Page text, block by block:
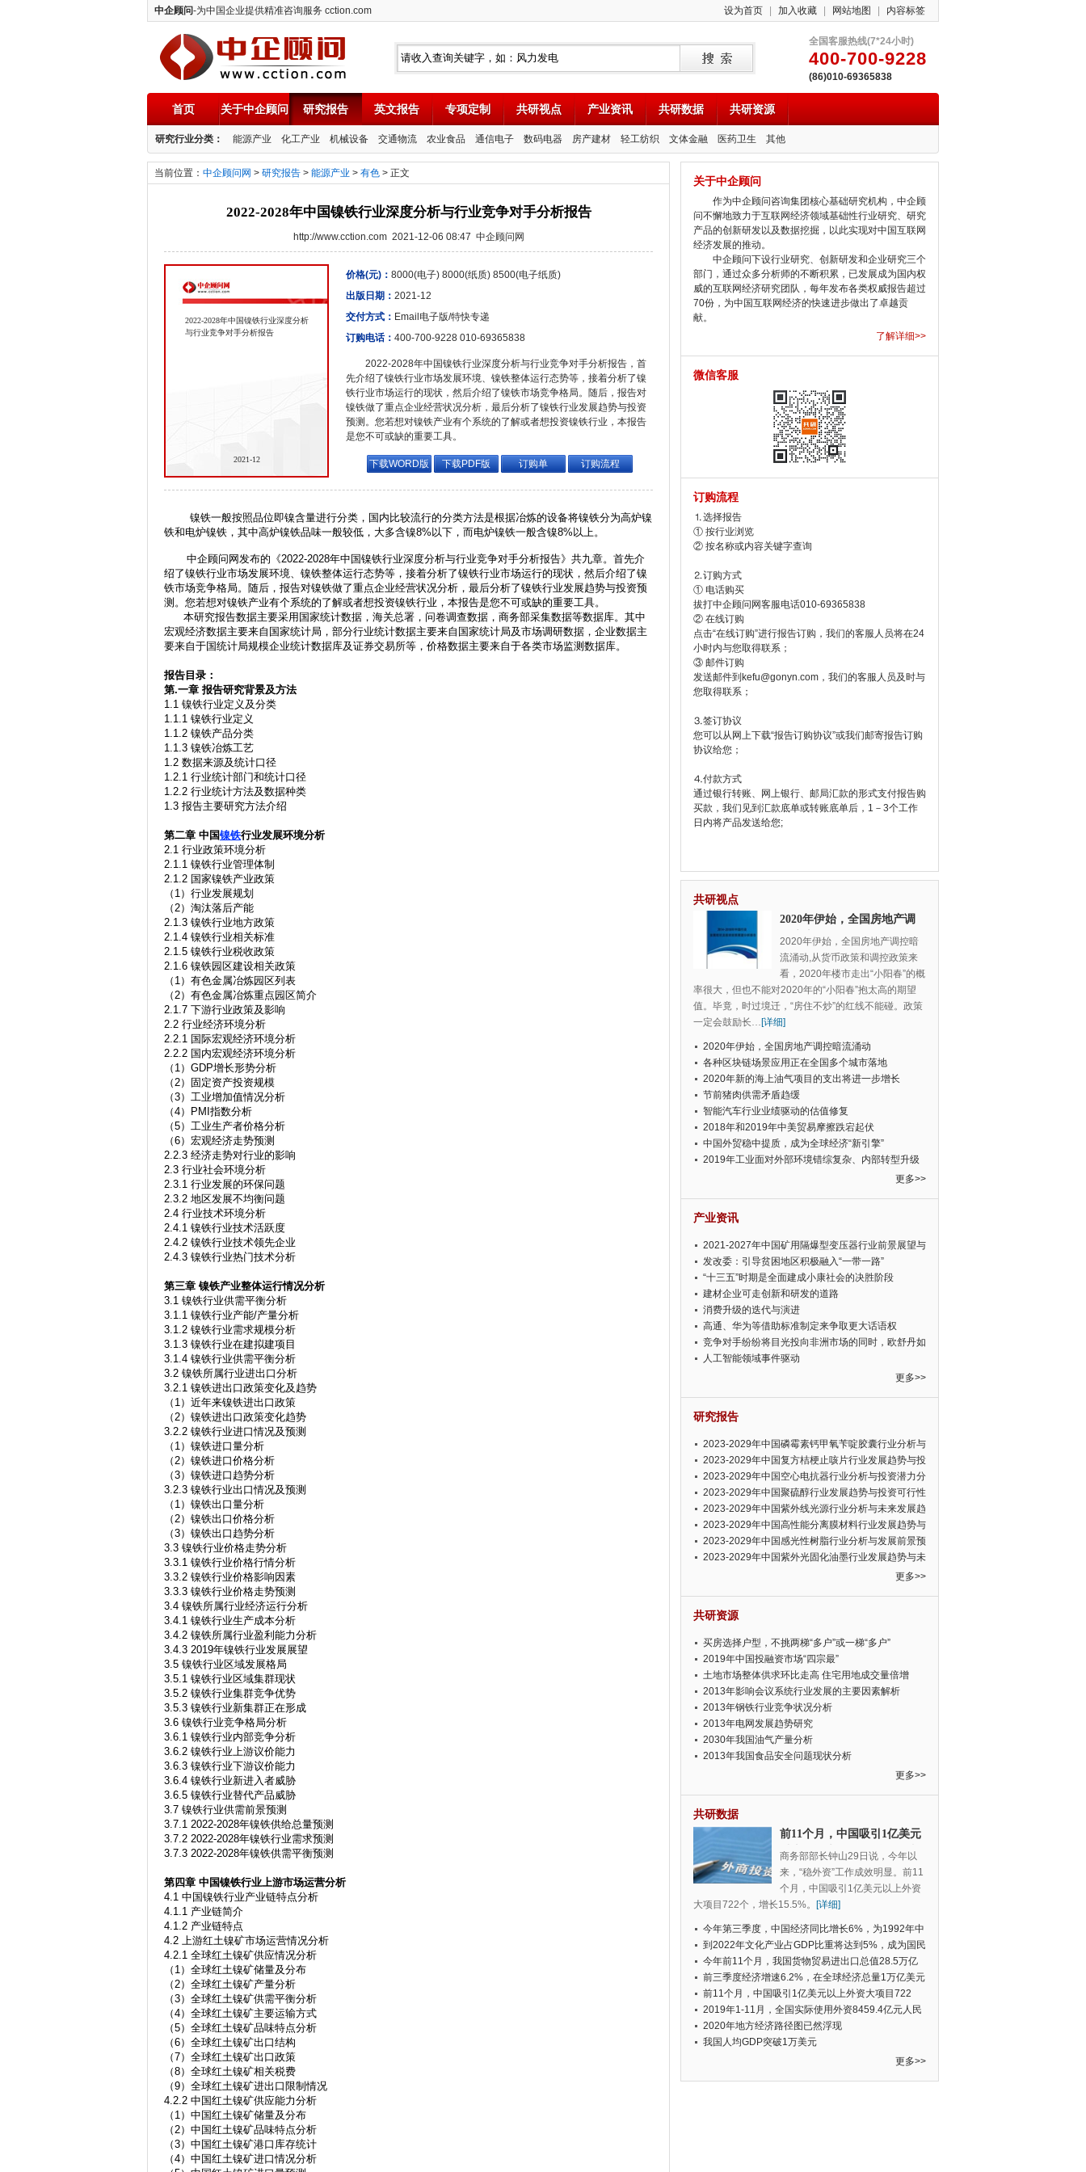
中企顾问-为中国企业提供精准咨询服务 cction.com 设为首页 加入收藏 网站地图 内容标签
中企顾问
全国客服热线(7*24小时)
400-700-9228
(86)010-69365838
首页 关于中企顾问 研究报告 英文报告 专项定制 共研视点 产业资讯 共研数据 共研资源
研究行业分类： 能源产业 化工产业 机械设备 交通物流 农业食品 通信电子 数码电器 房产建材 轻工纺织 文体金融 医药卫生 其他
当前位置： 中企顾问网 > 研究报告 > 能源产业 > 有色 > 正文
2022-2028年中国镍铁行业深度分析与行业竞争对手分析报告
http://www.cction.com 2021-12-06 08:47 中企顾问网
2022-2028年中国镍铁行业深度分析
与行业竞争对手分析报告
2021-12
价格(元)： 8000(电子) 8000(纸质) 8500(电子纸质)
出版日期： 2021-12
交付方式： Email电子版/特快专递
订购电话： 400-700-9228 010-69365838
2022-2028年中国镍铁行业深度分析与行业竞争对手分析报告，首
先介绍了镍铁行业市场发展环境、镍铁整体运行态势等，接着分析了镍
铁行业市场运行的现状，然后介绍了镍铁市场竞争格局。随后，报告对
镍铁做了重点企业经营状况分析，最后分析了镍铁行业发展趋势与投资
预测。您若想对镍铁产业有个系统的了解或者想投资镍铁行业，本报告
是您不可或缺的重要工具。
下载WORD版 下载PDF版 订购单 订购流程
镍铁一般按照品位即镍含量进行分类，国内比较流行的分类方法是根据冶炼的设备将镍铁分为高炉镍
铁和电炉镍铁，其中高炉镍铁品味一般较低，大多含镍8%以下，而电炉镍铁一般含镍8%以上。
中企顾问网发布的《2022-2028年中国镍铁行业深度分析与行业竞争对手分析报告》共九章。首先介
绍了镍铁行业市场发展环境、镍铁整体运行态势等，接着分析了镍铁行业市场运行的现状，然后介绍了镍
铁市场竞争格局。随后，报告对镍铁做了重点企业经营状况分析，最后分析了镍铁行业发展趋势与投资预
测。您若想对镍铁产业有个系统的了解或者想投资镍铁行业，本报告是您不可或缺的重要工具。
本研究报告数据主要采用国家统计数据，海关总署，问卷调查数据，商务部采集数据等数据库。其中
宏观经济数据主要来自国家统计局，部分行业统计数据主要来自国家统计局及市场调研数据，企业数据主
要来自于国统计局规模企业统计数据库及证券交易所等，价格数据主要来自于各类市场监测数据库。
报告目录：
第.一章 报告研究背景及方法
1.1 镍铁行业定义及分类
1.1.1 镍铁行业定义
1.1.2 镍铁产品分类
1.1.3 镍铁冶炼工艺
1.2 数据来源及统计口径
1.2.1 行业统计部门和统计口径
1.2.2 行业统计方法及数据种类
1.3 报告主要研究方法介绍
第二章 中国镍铁行业发展环境分析
2.1 行业政策环境分析
2.1.1 镍铁行业管理体制
2.1.2 国家镍铁产业政策
（1）行业发展规划
（2）淘汰落后产能
2.1.3 镍铁行业地方政策
2.1.4 镍铁行业相关标准
2.1.5 镍铁行业税收政策
2.1.6 镍铁园区建设相关政策
（1）有色金属冶炼园区列表
（2）有色金属冶炼重点园区简介
2.1.7 下游行业政策及影响
2.2 行业经济环境分析
2.2.1 国际宏观经济环境分析
2.2.2 国内宏观经济环境分析
（1）GDP增长形势分析
（2）固定资产投资规模
（3）工业增加值情况分析
（4）PMI指数分析
（5）工业生产者价格分析
（6）宏观经济走势预测
2.2.3 经济走势对行业的影响
2.3 行业社会环境分析
2.3.1 行业发展的环保问题
2.3.2 地区发展不均衡问题
2.4 行业技术环境分析
2.4.1 镍铁行业技术活跃度
2.4.2 镍铁行业技术领先企业
2.4.3 镍铁行业热门技术分析
第三章 镍铁产业整体运行情况分析
3.1 镍铁行业供需平衡分析
3.1.1 镍铁行业产能/产量分析
3.1.2 镍铁行业需求规模分析
3.1.3 镍铁行业在建拟建项目
3.1.4 镍铁行业供需平衡分析
3.2 镍铁所属行业进出口分析
3.2.1 镍铁进出口政策变化及趋势
（1）近年来镍铁进出口政策
（2）镍铁进出口政策变化趋势
3.2.2 镍铁行业进口情况及预测
（1）镍铁进口量分析
（2）镍铁进口价格分析
（3）镍铁进口趋势分析
3.2.3 镍铁行业出口情况及预测
（1）镍铁出口量分析
（2）镍铁出口价格分析
（3）镍铁出口趋势分析
3.3 镍铁行业价格走势分析
3.3.1 镍铁行业价格行情分析
3.3.2 镍铁行业价格影响因素
3.3.3 镍铁行业价格走势预测
3.4 镍铁所属行业经济运行分析
3.4.1 镍铁行业生产成本分析
3.4.2 镍铁所属行业盈利能力分析
3.4.3 2019年镍铁行业发展展望
3.5 镍铁行业区域发展格局
3.5.1 镍铁行业区域集群现状
3.5.2 镍铁行业集群竞争优势
3.5.3 镍铁行业新集群正在形成
3.6 镍铁行业竞争格局分析
3.6.1 镍铁行业内部竞争分析
3.6.2 镍铁行业上游议价能力
3.6.3 镍铁行业下游议价能力
3.6.4 镍铁行业新进入者威胁
3.6.5 镍铁行业替代产品威胁
3.7 镍铁行业供需前景预测
3.7.1 2022-2028年镍铁供给总量预测
3.7.2 2022-2028年镍铁行业需求预测
3.7.3 2022-2028年镍铁供需平衡预测
第四章 中国镍铁行业上游市场运营分析
4.1 中国镍铁行业产业链特点分析
4.1.1 产业链简介
4.1.2 产业链特点
4.2 上游红土镍矿市场运营情况分析
4.2.1 全球红土镍矿供应情况分析
（1）全球红土镍矿储量及分布
（2）全球红土镍矿产量分析
（3）全球红土镍矿供需平衡分析
（4）全球红土镍矿主要运输方式
（5）全球红土镍矿品味特点分析
（6）全球红土镍矿出口结构
（7）全球红土镍矿出口政策
（8）全球红土镍矿相关税费
（9）全球红土镍矿进出口限制情况
4.2.2 中国红土镍矿供应能力分析
（1）中国红土镍矿储量及分布
（2）中国红土镍矿品味特点分析
（3）中国红土镍矿港口库存统计
（4）中国红土镍矿进口情况分析
关于中企顾问
作为中企顾问咨询集团核心基础研究机构，中企顾
问不懈地致力于互联网经济领域基础性行业研究、研究
产品的创新研发以及数据挖掘，以此实现对中国互联网
经济发展的推动。
中企顾问下设行业研究、创新研发和企业研究三个
部门，通过众多分析师的不断积累，已发展成为国内权
威的互联网经济研究团队，每年发布各类权威报告超过
70份，为中国互联网经济的快速进步做出了卓越贡
献。
了解详细>>
微信客服
订购流程
⒈选择报告
① 按行业浏览
② 按名称或内容关键字查询
⒉订购方式
① 电话购买
拔打中企顾问网客服电话010-69365838
② 在线订购
点击“在线订购”进行报告订购，我们的客服人员将在24
小时内与您取得联系；
③ 邮件订购
发送邮件到kefu@gonyn.com，我们的客服人员及时与
您取得联系；
⒊签订协议
您可以从网上下载“报告订购协议”或我们邮寄报告订购
协议给您；
⒋付款方式
通过银行转账、网上银行、邮局汇款的形式支付报告购
买款，我们见到汇款底单或转账底单后，1－3个工作
日内将产品发送给您;
共研视点
2020年伊始，全国房地产调
控暗流涌动
2020年伊始，全国房地产调控暗
流涌动,从货币政策和调控政策来
看，2020年楼市走出“小阳春”的概
率很大，但也不能对2020年的“小阳春”抱太高的期望
值。毕竟，时过境迁，“房住不炒”的红线不能碰。政策
一定会鼓励长…[详细]
2020年伊始，全国房地产调控暗流涌动
各种区块链场景应用正在全国多个城市落地
2020年新的海上油气项目的支出将进一步增长
节前猪肉供需矛盾趋缓
智能汽车行业业绩驱动的估值修复
2018年和2019年中美贸易摩擦跌宕起伏
中国外贸稳中提质，成为全球经济“新引擎”
2019年工业面对外部环境错综复杂、内部转型升级
更多>>
产业资讯
2021-2027年中国矿用隔爆型变压器行业前景展望与
投资前景预测报告
发改委：引导贫困地区积极融入“一带一路”
“十三五”时期是全面建成小康社会的决胜阶段
建材企业可走创新和研发的道路
消费升级的迭代与演进
高通、华为等借助标准制定来争取更大话语权
竞争对手纷纷将目光投向非洲市场的同时，欧舒丹如
此淡定，难道就真的不怕丧失先机吗?
人工智能领域事件驱动
更多>>
研究报告
2023-2029年中国磷霉素钙甲氧苄啶胶囊行业分析与
投资可行性报告
2023-2029年中国复方桔梗止咳片行业发展趋势与投
资潜力分析报告
2023-2029年中国空心电抗器行业分析与投资潜力分
析报告
2023-2029年中国聚硫醇行业发展趋势与投资可行性
报告
2023-2029年中国紫外线光源行业分析与未来发展趋
势报告
2023-2029年中国高性能分离膜材料行业发展趋势与
发展前景预测报告
2023-2029年中国感光性树脂行业分析与发展前景预
测报告
2023-2029年中国紫外光固化油墨行业发展趋势与未
更多>>
共研资源
买房选择户型，不挑两梯“多户”或一梯“多户”
2019年中国投融资市场“四宗最”
土地市场整体供求环比走高 住宅用地成交量倍增
2013年影响会议系统行业发展的主要因素解析
2013年钢铁行业竞争状况分析
2013年电网发展趋势研究
2030年我国油气产量分析
2013年我国食品安全问题现状分析
更多>>
共研数据
前11个月，中国吸引1亿美元
以上外资大项目722个，增长
15.5%
商务部部长钟山29日说，今年以
来，“稳外资”工作成效明显。前11
个月，中国吸引1亿美元以上外资
大项目722个，增长15.5%。 [详细]
今年第三季度，中国经济同比增长6%，为1992年中
国有季度数据以来的新低
到2022年文化产业占GDP比重将达到5%，成为国民
经济支柱产业
今年前11个月，我国货物贸易进出口总值28.5万亿
元人民币，比去年同期增长2.4%
前三季度经济增速6.2%，在全球经济总量1万亿美元
以上的经济体中增速最快
前11个月，中国吸引1亿美元以上外资大项目722
个，增长15.5%
2019年1-11月，全国实际使用外资8459.4亿元人民
币，同比增长6.0%
2020年地方经济路径图已然浮现
我国人均GDP突破1万美元
更多>>